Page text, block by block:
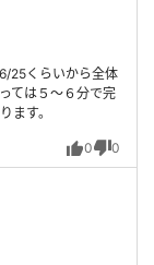
0 0
25くらいから全体
ては５～６分で完
ます。